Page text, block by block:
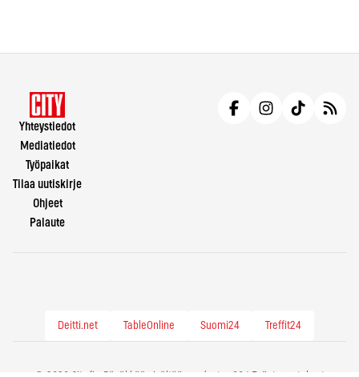
Yhteystiedot
Mediatiedot
Työpaikat
Tilaa uutiskirje
Ohjeet
Palaute
Deitti.net TableOnline Suomi24 Treffit24